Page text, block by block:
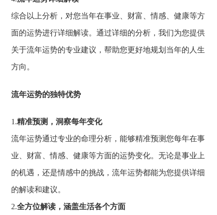
综合以上分析， 对您当年在事业、 财富、情感、 健康等方
面的运势进行详细解读。 通过详细的分析， 我们为您提供
关于流年运势的专业建议， 帮助您更好地规划 当年的人生
方向。
流年运势的独特优势
1.精准预测，洞察每年变化
流年运势通过专业的命理分析， 能够精准预测您每年在事
业、 财富、情感、 健康等方面的运势变化。 无论是事业上
的机遇， 还是情感中的挑战， 流年运势都能为您提供详细
的解读和建议。
2.全方位解读，涵盖生活各个方面